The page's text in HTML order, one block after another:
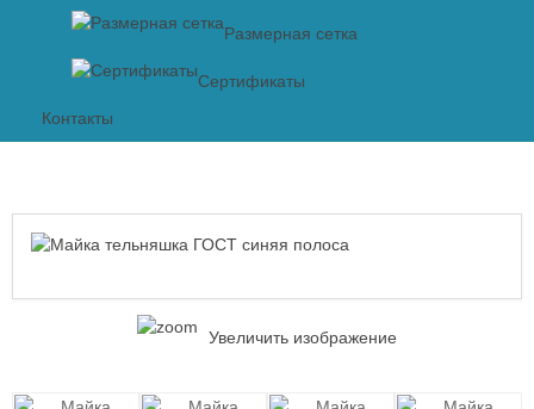
Размерная сетка
Сертификаты
Контакты
Увеличить изображение